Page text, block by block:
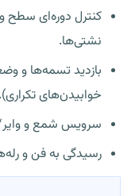
کنترل دوره‌ای سطح
نشتی‌ها.
بازدید تسمه‌ها و
خوابیدن‌های تکراری).
سرویس شمع و وایر/
رسیدگی به فن و